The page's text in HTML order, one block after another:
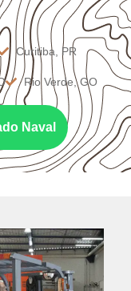
Curitiba, PR
Rio Verde, GO
Naval